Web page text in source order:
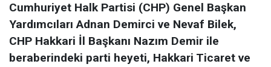
Cumhuriyet Halk Partisi (CHP) Genel Başkan
Yardımcıları Adnan Demirci ve Nevaf Bilek,
CHP Hakkari İl Başkanı Nazım Demir ile
beraberindeki parti heyeti, Hakkari Ticaret ve